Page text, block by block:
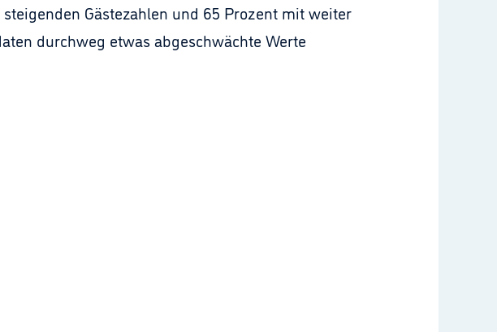
Gästezahlen und 65 Prozent mit weiter
durchweg etwas abgeschwächte Werte